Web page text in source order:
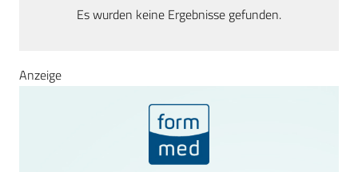
Es wurden keine Ergebnisse gefunden.
Anzeige